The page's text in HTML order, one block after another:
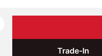
Trade-In